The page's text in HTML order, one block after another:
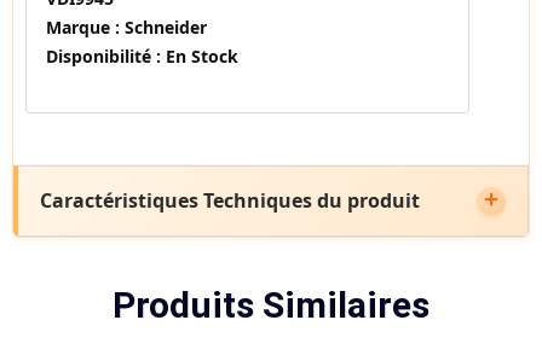
Marque : Schneider
Disponibilité : En Stock
Caractéristiques Techniques du produit
Produits Similaires